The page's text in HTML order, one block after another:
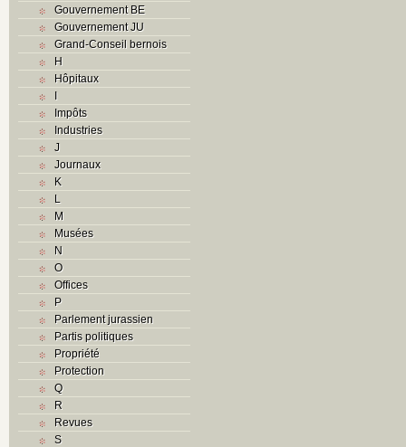
Gouvernement BE
Gouvernement JU
Grand-Conseil bernois
H
Hôpitaux
I
Impôts
Industries
J
Journaux
K
L
M
Musées
N
O
Offices
P
Parlement jurassien
Partis politiques
Propriété
Protection
Q
R
Revues
S